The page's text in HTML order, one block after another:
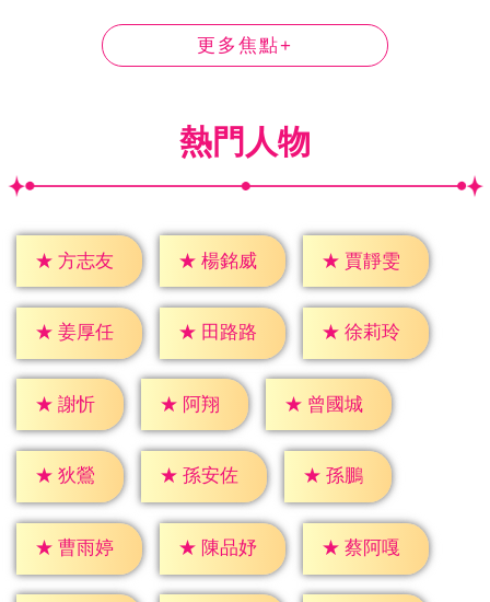
更多焦點+
熱門人物
★ 方志友 ★ 楊銘威 ★ 賈靜雯
★ 姜厚任 ★ 田路路 ★ 徐莉玲
★ 謝忻 ★ 阿翔 ★ 曾國城
★ 狄鶯 ★ 孫安佐 ★ 孫鵬
★ 曹雨婷 ★ 陳品妤 ★ 蔡阿嘎